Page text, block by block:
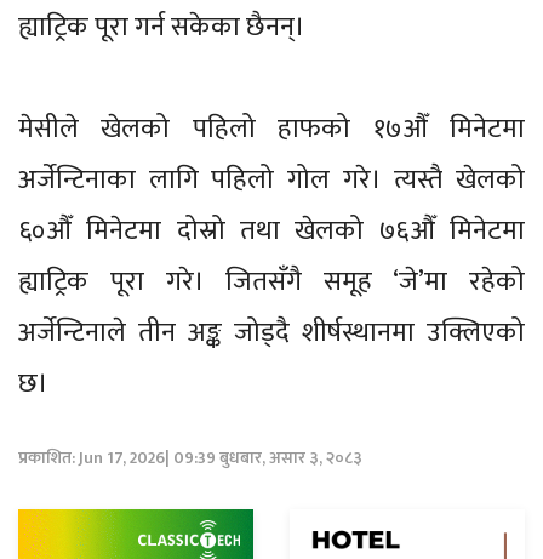
ह्याट्रिक पूरा गर्न सकेका छैनन्।
मेसीले खेलको पहिलो हाफको १७औँ मिनेटमा
अर्जेन्टिनाका लागि पहिलो गोल गरे। त्यस्तै खेलको
६०औँ मिनेटमा दोस्रो तथा खेलको ७६औँ मिनेटमा
ह्याट्रिक पूरा गरे। जितसँगै समूह ‘जे’मा रहेको
अर्जेन्टिनाले तीन अङ्क जोड्दै शीर्षस्थानमा उक्लिएको
छ।
प्रकाशित: Jun 17, 2026| 09:39 बुधबार, असार ३, २०८३